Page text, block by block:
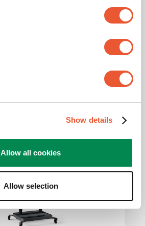
Show details
Allow all cookies
Allow selection
200 mm x 200 mm, 300
mm x 300 mm, 400 mm
400 mm, 600 mm x 400
mm, 600 mm x 600 mm,
800 mm x 400 mm, 800